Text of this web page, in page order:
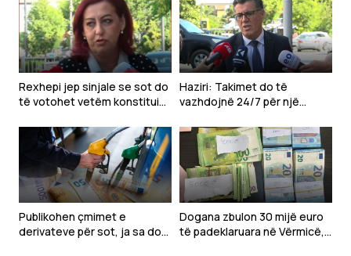
Rexhepi jep sinjale se sot do
të votohet vetëm konstituimi
Haziri: Takimet do të
vazhdojnë 24/7 për një
Publikohen çmimet e
derivateve për sot, ja sa do
Dogana zbulon 30 mijë euro
të padeklaruara në Vërmicë,